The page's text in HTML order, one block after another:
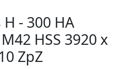
H - 300 HA
HSS 3920 x
ZpZ